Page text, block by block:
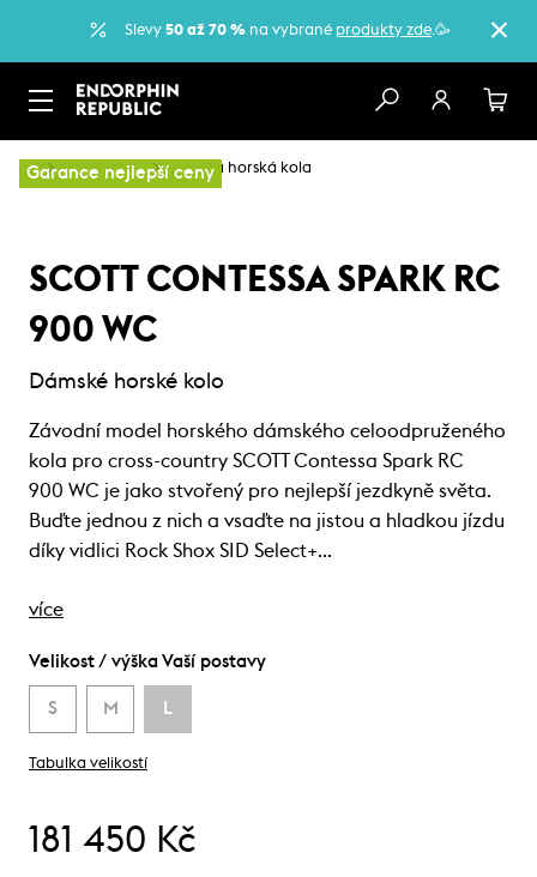
Slevy 50 až 70 % na vybrané produkty zde.🥳
Garance nejlepší ceny
… Horská kola Dámská horská kola
SCOTT CONTESSA SPARK RC
900 WC
Dámské horské kolo
Závodní model horského dámského celoodpruženého
kola pro cross-country SCOTT Contessa Spark RC
900 WC je jako stvořený pro nejlepší jezdkyně světa.
Buďte jednou z nich a vsaďte na jistou a hladkou jízdu
díky vidlici Rock Shox SID Select+…
více
Velikost / výška Vaší postavy
S M L
Tabulka velikostí
181 450 Kč